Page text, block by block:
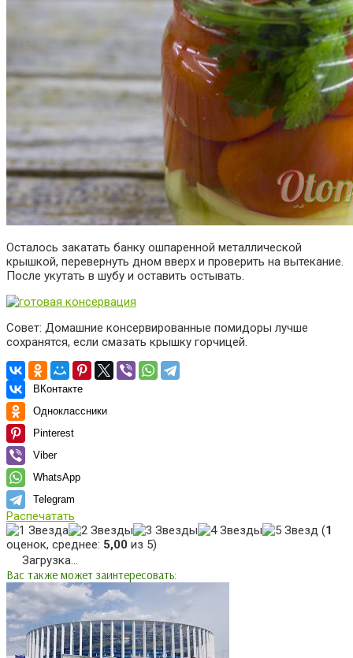
Осталось закатать банку ошпаренной металлической
крышкой, перевернуть дном вверх и проверить на вытекание.
После укутать в шубу и оставить остывать.
Совет: Домашние консервированные помидоры лучше
сохранятся, если смазать крышку горчицей.
ВКонтакте
Одноклассники
Pinterest
Viber
WhatsApp
Telegram
Распечатать
(1
оценок, среднее: 5,00 из 5)
Загрузка...
Вас также может заинтересовать: